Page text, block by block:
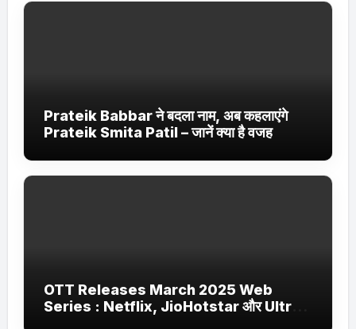
Prateik Babbar ने बदला नाम, अब कहलाएंगे
Prateik Smita Patil – जानें क्या है वजह
OTT Releases March 2025 Web
Series : Netflix, JioHotstar और Ultra